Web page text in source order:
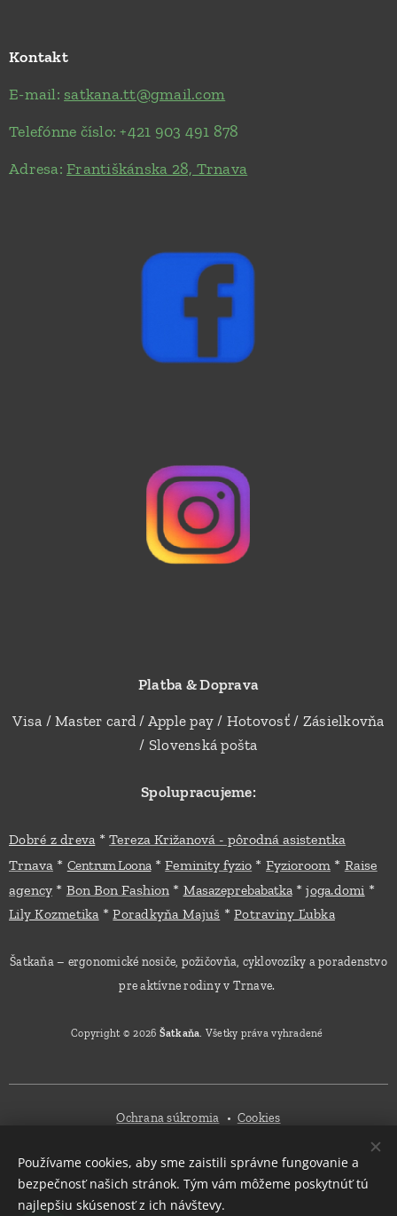
Kontakt
E-mail: satkana.tt@gmail.com
Telefónne číslo: +421 903 491 878
Adresa:Františkánska 28, Trnava
Platba & Doprava
Visa / Master card / Apple pay / Hotovosť / Zásielkovňa
/ Slovenská pošta
Spolupracujeme:
Dobré z dreva*Tereza Križanová - pôrodná asistentka
Trnava * Centrum Loona *Feminity fyzio * Fyzioroom* Raise
agency * Bon Bon Fashion* Masazeprebabatka*joga.domi *
Lily Kozmetika*Poradkyňa Majuš *Potraviny Ľubka
Šatkaňa – ergonomické nosiče, požičovňa, cyklovozíky a poradenstvo
pre aktívne rodiny v Trnave.
Copyright © 2026 Šatkaňa. Všetky práva vyhradené
Ochrana súkromia Cookies
Mena
EUR €
CZK Kč
Používame cookies, aby sme zaistili správne fungovanie a
bezpečnosť našich stránok. Tým vám môžeme poskytnúť tú
najlepšiu skúsenosť z ich návštevy.